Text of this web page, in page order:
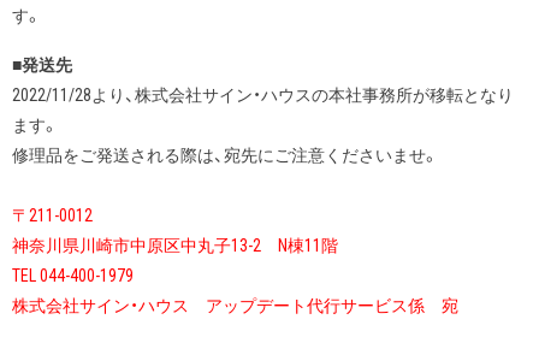
す。
■発送先
2022/11/28より、株式会社サイン・ハウスの本社事務所が移転となり
ます。
修理品をご発送される際は、宛先にご注意くださいませ。
〒211-0012
神奈川県川崎市中原区中丸子13-2 N棟11階
TEL 044-400-1979
株式会社サイン・ハウス アップデート代行サービス係 宛